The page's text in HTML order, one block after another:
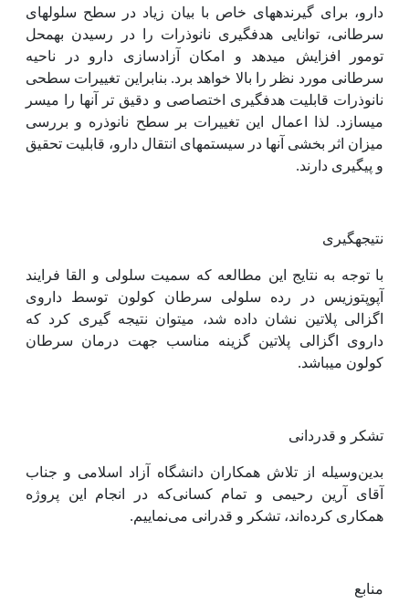
دارو، برای گیرنده‫های خاص با بیان زیاد در سطح سلول‫های
سرطانی، توانایی هدف‫گیری نانوذرات را در رسیدن به‫محل
تومور افزایش می‫دهد و امکان آزادسازی دارو در ناحیه
سرطانی مورد نظر را بالا خواهد برد. بنابراین تغییرات سطحی
نانوذرات قابلیت هدف‫گیری اختصاصی و دقیق تر آن‫ها را میسر
می­سازد. لذا اعمال این تغییرات بر سطح نانوذره و بررسی
میزان اثر بخشی آن‫ها در سیستم‫های انتقال دارو، قابلیت تحقیق
و پیگیری دارند.
نتیجه‫گیری
با توجه به نتایج این مطالعه که سمیت سلولی و القا فرایند
آپوپتوزیس در رده سلولی سرطان کولون توسط داروی
اگزالی پلاتین نشان داده شد، می‫توان نتیجه گیری کرد که
داروی اگزالی پلاتین گزینه مناسب جهت درمان سرطان
کولون می‫باشد.
تشکر و قدردانی
بدین‌وسیله از تلاش همکاران دانشگاه آزاد اسلامی و جناب
آقای آرین رحیمی و تمام کسانی‌که در انجام این پروژه
همکاری کرده‌اند، تشکر و قدرانی می‌نماییم.
منابع